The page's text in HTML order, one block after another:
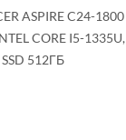
ASPIRE C24-1800
CORE I5-1335U,
512ГБ